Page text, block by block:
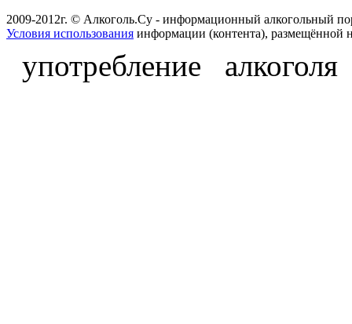
2009-2012г. © Алкоголь.Су - информационный алкогольный
Условия использования информации (контента), размещённой
употребление